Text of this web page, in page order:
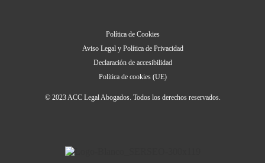
Política de Cookies
Aviso Legal y Política de Privacidad
Declaración de accesibilidad
Política de cookies (UE)
© 2023 ACC Legal Abogados. Todos los derechos reservados.